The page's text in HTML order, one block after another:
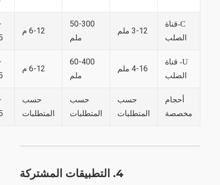
C-قناة
الصلب
50-300
U- قناة
الصلب
60-400
مخصصة
حسب
المتطلبات
حسب
المتطلبات
حسب
المتطلبات